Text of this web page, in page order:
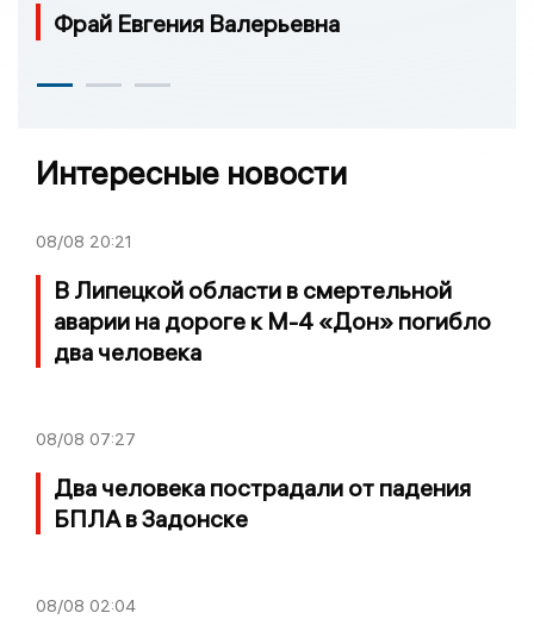
Фрай Евгения Валерьевна
Интересные новости
08/08 20:21
В Липецкой области в смертельной
аварии на дороге к М-4 «Дон» погибло
два человека
08/08 07:27
Два человека пострадали от падения
БПЛА в Задонске
08/08 02:04